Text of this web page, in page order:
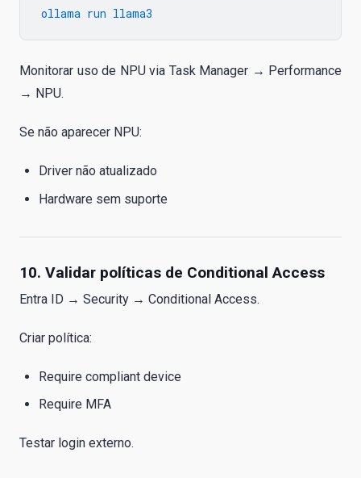
Monitorar uso de NPU via Task Manager → Performance
→ NPU.
Se não aparecer NPU:
Driver não atualizado
Hardware sem suporte
10. Validar políticas de Conditional Access
Entra ID → Security → Conditional Access.
Criar política:
Require compliant device
Require MFA
Testar login externo.